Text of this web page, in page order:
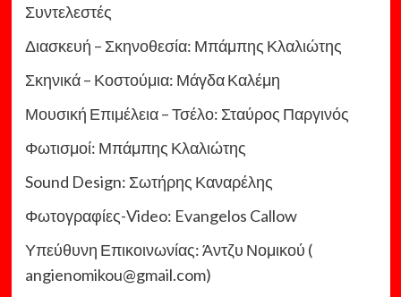
Συντελεστές
Διασκευή – Σκηνοθεσία: Μπάμπης Κλαλιώτης
Σκηνικά – Κοστούμια: Μάγδα Καλέμη
Μουσική Επιμέλεια – Τσέλο: Σταύρος Παργινός
Φωτισμοί: Μπάμπης Κλαλιώτης
Sound Design: Σωτήρης Καναρέλης
Φωτογραφίες-Video: Evangelos Callow
Υπεύθυνη Επικοινωνίας: Άντζυ Νομικού (
angienomikou@gmail.com)